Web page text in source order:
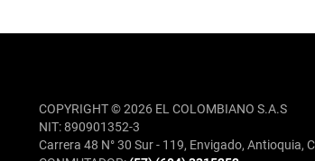
COPYRIGHT © 2026 EL COLOMBIANO S.A.S
NIT: 890901352-3
Carrera 48 N° 30 Sur - 119, Envigado, Antioquia,